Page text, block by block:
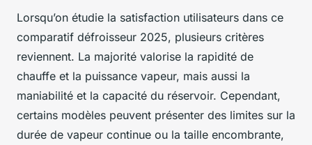
Lorsqu’on étudie la satisfaction utilisateurs dans ce
comparatif défroisseur 2025, plusieurs critères
reviennent. La majorité valorise la rapidité de
chauffe et la puissance vapeur, mais aussi la
maniabilité et la capacité du réservoir. Cependant,
certains modèles peuvent présenter des limites sur la
durée de vapeur continue ou la taille encombrante,